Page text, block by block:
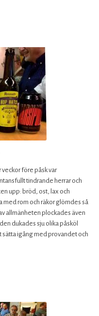
veckor före påsk var
tindrande herrar och
upp: bröd, ost, lax och
rom och räkor glömdes så
allmänheten plockades även
dukades sju olika påsköl
sätta igång med provandet och